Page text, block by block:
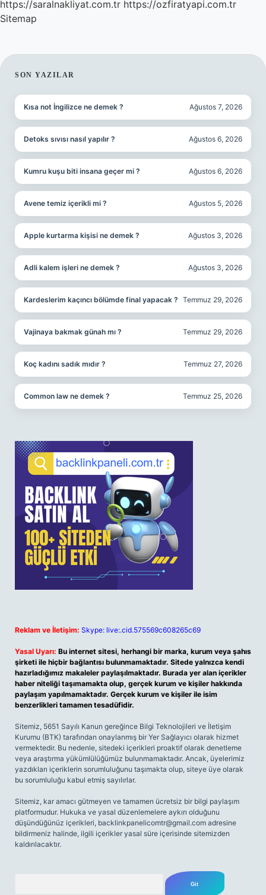
https://saralnakliyat.com.tr https://ozfiratyapi.com.tr
Sitemap
SIDEBAR
SON YAZILAR
Kısa not İngilizce ne demek ? Ağustos 7, 2026
Detoks sıvısı nasıl yapılır ? Ağustos 6, 2026
Kumru kuşu biti insana geçer mi ? Ağustos 6, 2026
Avene temiz içerikli mi ? Ağustos 5, 2026
Apple kurtarma kişisi ne demek ? Ağustos 3, 2026
Adli kalem işleri ne demek ? Ağustos 3, 2026
Kardeslerim kaçıncı bölümde final yapacak ? Temmuz 29, 2026
Vajinaya bakmak günah mı ? Temmuz 29, 2026
Koç kadını sadık mıdır ? Temmuz 27, 2026
Common law ne demek ? Temmuz 25, 2026
Reklam ve İletişim: Skype: live:.cid.575569c608265c69
Yasal Uyarı: Bu internet sitesi, herhangi bir marka, kurum veya şahıs
şirketi ile hiçbir bağlantısı bulunmamaktadır. Sitede yalnızca kendi
hazırladığımız makaleler paylaşılmaktadır. Burada yer alan içerikler
haber niteliği taşımamakta olup, gerçek kurum ve kişiler hakkında
paylaşım yapılmamaktadır. Gerçek kurum ve kişiler ile isim
benzerlikleri tamamen tesadüfidir.
Sitemiz, 5651 Sayılı Kanun gereğince Bilgi Teknolojileri ve İletişim
Kurumu (BTK) tarafından onaylanmış bir Yer Sağlayıcı olarak hizmet
vermektedir. Bu nedenle, sitedeki içerikleri proaktif olarak denetleme
veya araştırma yükümlülüğümüz bulunmamaktadır. Ancak, üyelerimiz
yazdıkları içeriklerin sorumluluğunu taşımakta olup, siteye üye olarak
bu sorumluluğu kabul etmiş sayılırlar.
Sitemiz, kar amacı gütmeyen ve tamamen ücretsiz bir bilgi paylaşım
platformudur. Hukuka ve yasal düzenlemelere aykırı olduğunu
düşündüğünüz içerikleri, backlinkpanelicomtr@gmail.com adresine
bildirmeniz halinde, ilgili içerikler yasal süre içerisinde sitemizden
kaldırılacaktır.